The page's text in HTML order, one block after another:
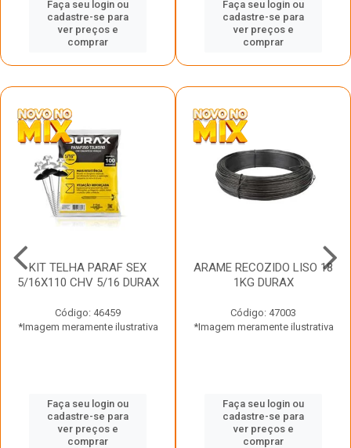
Faça seu login ou
cadastre-se para
ver preços e
comprar
Faça seu login ou
cadastre-se para
ver preços e
comprar
KIT TELHA PARAF SEX
5/16X110 CHV 5/16 DURAX
Código: 46459
*Imagem meramente ilustrativa
Faça seu login ou
cadastre-se para
ver preços e
comprar
ARAME RECOZIDO LISO 18
1KG DURAX
Código: 47003
*Imagem meramente ilustrativa
Faça seu login ou
cadastre-se para
ver preços e
comprar